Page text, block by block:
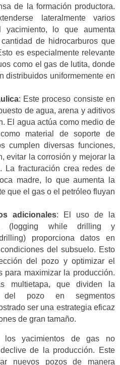
de la formación productora.
lateralmente varios
yacimiento, lo que aumenta
de hidrocarburos que
es especialmente relevante
como el gas de lutita, donde
distribuidos uniformemente en
: Este proceso consiste en
de agua, arena y aditivos
El agua actúa como medio de
material de soporte de
cumplen diversas funciones,
evitar la corrosión y mejorar la
La fracturación crea redes de
madre, lo que aumenta la
que el gas o el petróleo fluyan
adicionales: El uso de la
(logging while drilling y
proporciona datos en
del subsuelo. Esto
del pozo y optimizar el
para maximizar la producción.
multietapa, que dividen la
del pozo en segmentos
ser una estrategia eficaz
de gran tamaño.
yacimientos de gas no
de la producción. Este
nuevos pozos de manera